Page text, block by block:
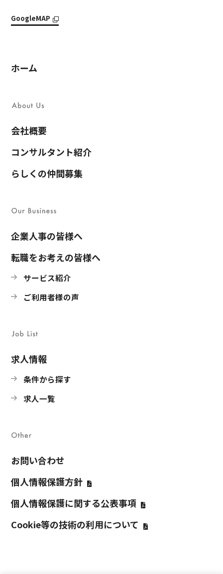
GoogleMAP
ホーム
会社概要
コンサルタント紹介
らしくの仲間募集
企業人事の皆様へ
転職をお考えの皆様へ
サービス紹介
ご利用者様の声
求人情報
条件から探す
求人一覧
お問い合わせ
個人情報保護方針
個人情報保護に関する公表事項
Cookie等の技術の利⽤について